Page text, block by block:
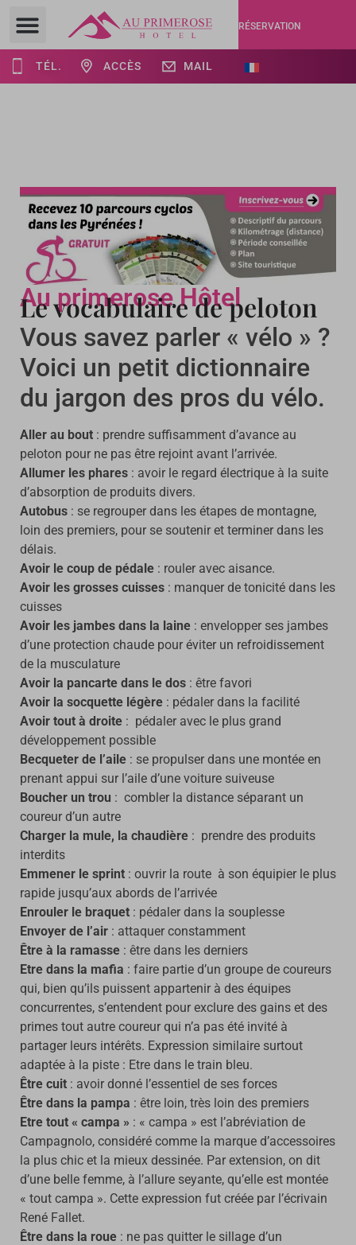
RÉSERVATION
TÉL. ACCÈS MAIL
Au primerose Hôtel
Le vocabulaire de peloton
Vous savez parler « vélo » ?
Voici un petit dictionnaire
du jargon des pros du vélo.
Aller au bout : prendre suffisamment d’avance au
peloton pour ne pas être rejoint avant l’arrivée.
Allumer les phares : avoir le regard électrique à la suite
d’absorption de produits divers.
Autobus : se regrouper dans les étapes de montagne,
loin des premiers, pour se soutenir et terminer dans les
délais.
Avoir le coup de pédale : rouler avec aisance.
Avoir les grosses cuisses : manquer de tonicité dans les
cuisses
Avoir les jambes dans la laine : envelopper ses jambes
d’une protection chaude pour éviter un refroidissement
de la musculature
Avoir la pancarte dans le dos : être favori
Avoir la socquette légère : pédaler dans la facilité
Avoir tout à droite : pédaler avec le plus grand
développement possible
Becqueter de l’aile : se propulser dans une montée en
prenant appui sur l’aile d’une voiture suiveuse
Boucher un trou : combler la distance séparant un
coureur d’un autre
Charger la mule, la chaudière : prendre des produits
interdits
Emmener le sprint : ouvrir la route à son équipier le plus
rapide jusqu’aux abords de l’arrivée
Enrouler le braquet : pédaler dans la souplesse
Envoyer de l’air : attaquer constamment
Être à la ramasse : être dans les derniers
Etre dans la mafia : faire partie d’un groupe de coureurs
qui, bien qu’ils puissent appartenir à des équipes
concurrentes, s’entendent pour exclure des gains et des
primes tout autre coureur qui n’a pas été invité à
partager leurs intérêts. Expression similaire surtout
adaptée à la piste : Etre dans le train bleu.
Être cuit : avoir donné l’essentiel de ses forces
Être dans la pampa : être loin, très loin des premiers
Etre tout « campa » : « campa » est l’abréviation de
Campagnolo, considéré comme la marque d’accessoires
la plus chic et la mieux dessinée. Par extension, on dit
d’une belle femme, à l’allure seyante, qu’elle est montée
« tout campa ». Cette expression fut créée par l’écrivain
René Fallet.
Être dans la roue : ne pas quitter le sillage d’un